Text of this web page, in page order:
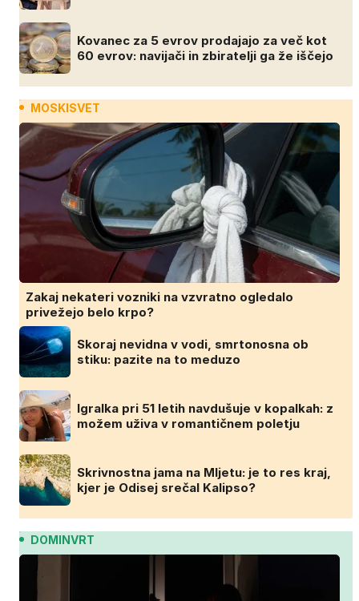
Kovanec za 5 evrov prodajajo za več kot
60 evrov: navijači in zbiratelji ga že iščejo
MOSKISVET
Zakaj nekateri vozniki na vzvratno ogledalo
privežejo belo krpo?
Skoraj nevidna v vodi, smrtonosna ob
stiku: pazite na to meduzo
Igralka pri 51 letih navdušuje v kopalkah: z
možem uživa v romantičnem poletju
Skrivnostna jama na Mljetu: je to res kraj,
kjer je Odisej srečal Kalipso?
DOMINVRT